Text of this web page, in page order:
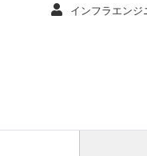
インフラエンジ